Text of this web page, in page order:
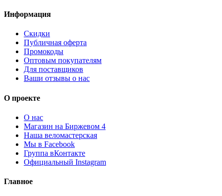
Информация
Скидки
Публичная оферта
Промокоды
Оптовым покупателям
Для поставщиков
Ваши отзывы о нас
О проекте
О нас
Магазин на Биржевом 4
Наша веломастерская
Мы в Facebook
Группа вКонтакте
Официальный Instagram
Главное